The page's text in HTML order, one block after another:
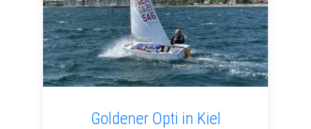
Goldener Opti in Kiel